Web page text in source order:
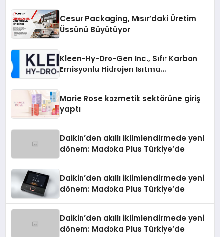
Cesur Packaging, Mısır’daki Üretim
Üssünü Büyütüyor
Kleen-Hy-Dro-Gen Inc., Sıfır Karbon
Emisyonlu Hidrojen Isıtma
Marie Rose kozmetik sektörüne giriş
yaptı
Daikin’den akıllı iklimlendirmede yeni
dönem: Madoka Plus Türkiye’de
Daikin’den akıllı iklimlendirmede yeni
dönem: Madoka Plus Türkiye’de
Daikin’den akıllı iklimlendirmede yeni
dönem: Madoka Plus Türkiye’de